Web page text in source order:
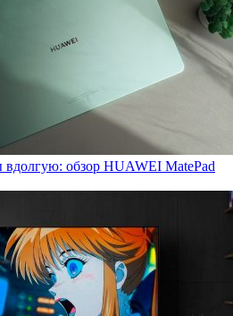
обзор HUAWEI MatePad